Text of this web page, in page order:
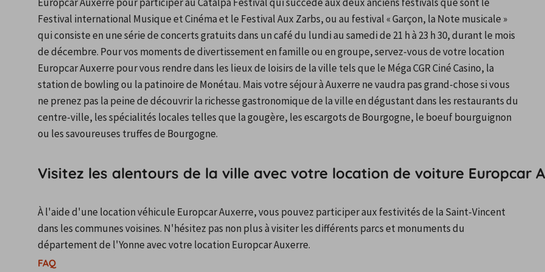
Festival international Musique et Cinéma et le Festival Aux Zarbs, ou au festival « Garçon, la Note musicale »
qui consiste en une série de concerts gratuits dans un café du lundi au samedi de 21 h à 23 h 30, durant le mois
de décembre. Pour vos moments de divertissement en famille ou en groupe, servez-vous de votre location
Europcar Auxerre pour vous rendre dans les lieux de loisirs de la ville tels que le Méga CGR Ciné Casino, la
station de bowling ou la patinoire de Monétau. Mais votre séjour à Auxerre ne vaudra pas grand-chose si vous
ne prenez pas la peine de découvrir la richesse gastronomique de la ville en dégustant dans les restaurants du
centre-ville, les spécialités locales telles que la gougère, les escargots de Bourgogne, le boeuf bourguignon
ou les savoureuses truffes de Bourgogne.
Visitez les alentours de la ville avec votre location de voiture Europcar
À l'aide d'une location véhicule Europcar Auxerre, vous pouvez participer aux festivités de la Saint-Vincent
dans les communes voisines. N'hésitez pas non plus à visiter les différents parcs et monuments du
département de l'Yonne avec votre location Europcar Auxerre.
FAQ